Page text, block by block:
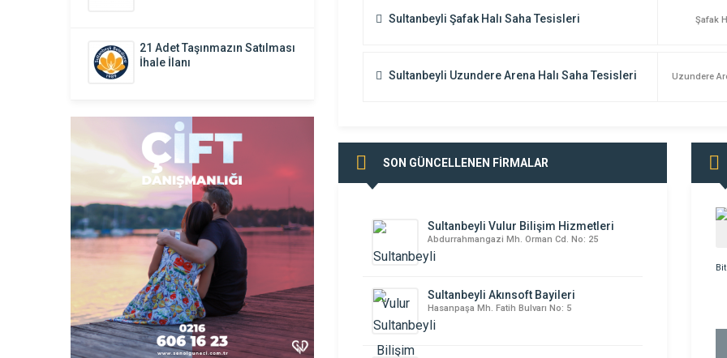
21 Adet Taşınmazın Satılması
İhale İlanı
Sultanbeyli Şafak Halı Saha Tesisleri Şafak
Sultanbeyli Uzundere Arena Halı Saha Tesisleri Uzundere
SON GÜNCELLENEN FİRMALAR
Sultanbeyli Vulur Bilişim Hizmetleri
Abdurrahmangazi Mh. Orman Cd. No: 25
Sultanbeyli Akınsoft Bayileri
Hasanpaşa Mh. Fatih Bulvarı No: 5